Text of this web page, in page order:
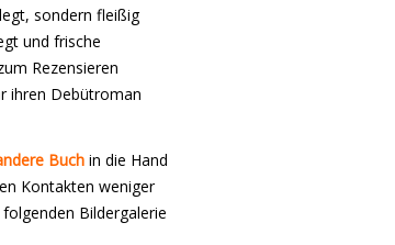
sondern fleißig
und frische
Rezensieren
ihren Debütroman
Buch in die Hand
Kontakten weniger
Bildergalerie